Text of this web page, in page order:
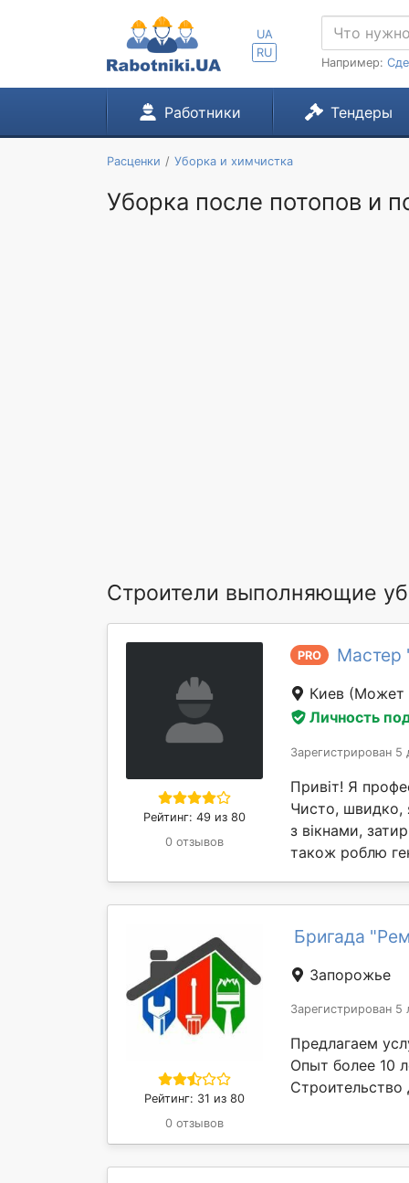
UA
RU
Например:
Работники Тендеры
Расценки Уборка и химчистка
Уборка после потопов и
Строители выполняющие
Рейтинг: 49 из 80
0 отзывов
PRO Мастер
Киев (Может
Личность
Зарегистрирован 5
Привіт! Я
Чисто, швидко,
з вікнами,
також роблю
Рейтинг: 31 из 80
0 отзывов
Бригада
Запорожье
Зарегистрирован 5
Предлагаем
Опыт более 10